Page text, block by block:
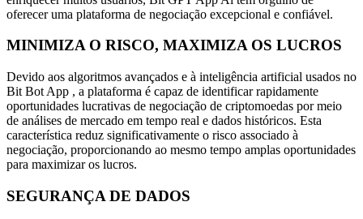
oferecer uma plataforma de negociação excepcional e confiável.
MINIMIZA O RISCO, MAXIMIZA OS LUCROS
Devido aos algoritmos avançados e à inteligência artificial usados no
Bit Bot App , a plataforma é capaz de identificar rapidamente
oportunidades lucrativas de negociação de criptomoedas por meio
de análises de mercado em tempo real e dados históricos. Esta
característica reduz significativamente o risco associado à
negociação, proporcionando ao mesmo tempo amplas oportunidades
para maximizar os lucros.
SEGURANÇA DE DADOS